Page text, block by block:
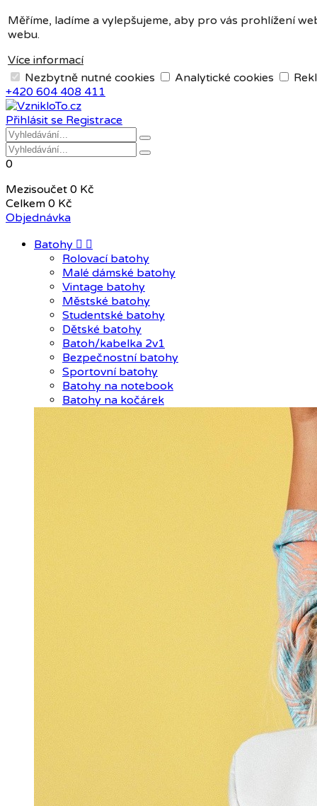
Měříme, ladíme a vylepšujeme, aby pro vás prohlížení
webu.
Více informací
Nezbytně nutné cookies
Analytické cookies
Měna:
CZK
CZK
EUR
+420 604 408 411
Přihlásit se Registrace
0
Mezisoučet 0 Kč
Celkem 0 Kč
Objednávka
Batohy  
Rolovací batohy
Malé dámské batohy
Vintage batohy
Městské batohy
Studentské batohy
Dětské batohy
Batoh/kabelka 2v1
Bezpečnostní batohy
Sportovní batohy
Batohy na notebook
Batohy na kočárek